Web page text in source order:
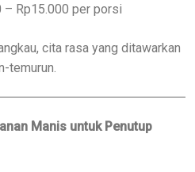
– Rp15.000 per porsi
cita rasa yang ditawarkan
temurun.
Manis untuk Penutup